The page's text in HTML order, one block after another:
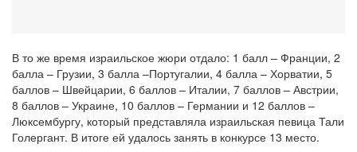
В то же время израильское жюри отдало: 1 балл – Франции, 2
балла – Грузии, 3 балла –Португалии, 4 балла – Хорватии, 5
баллов – Швейцарии, 6 баллов – Италии, 7 баллов – Австрии,
8 баллов – Украине, 10 баллов – Германии и 12 баллов –
Люксембургу, который представляла израильская певица Тали
Голергант. В итоге ей удалось занять в конкурсе 13 место.